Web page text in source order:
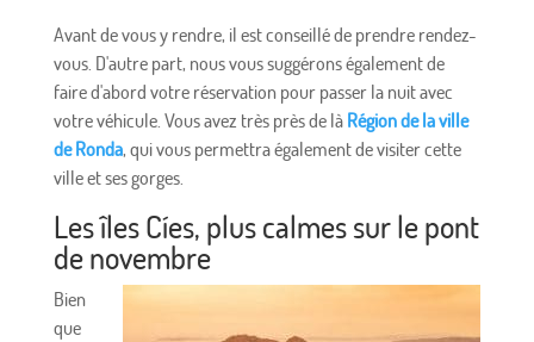
Avant de vous y rendre, il est conseillé de prendre rendez-
vous. D'autre part, nous vous suggérons également de
faire d'abord votre réservation pour passer la nuit avec
votre véhicule. Vous avez très près de là Région de la ville
de Ronda, qui vous permettra également de visiter cette
ville et ses gorges.
Les îles Cíes, plus calmes sur le pont
de novembre
Bien
que